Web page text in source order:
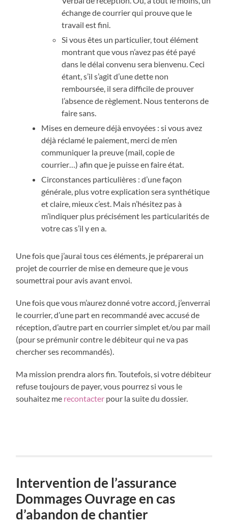
échange de courrier qui prouve que le
travail est fini.
Si vous êtes un particulier, tout élément
montrant que vous n’avez pas été payé
dans le délai convenu sera bienvenu. Ceci
étant, s’il s’agit d’une dette non
remboursée, il sera difficile de prouver
l’absence de règlement. Nous tenterons de
faire sans.
Mises en demeure déjà envoyées : si vous avez
déjà réclamé le paiement, merci de m’en
communiquer la preuve (mail, copie de
courrier…) afin que je puisse en faire état.
Circonstances particulières : d’une façon
générale, plus votre explication sera synthétique
et claire, mieux c’est. Mais n’hésitez pas à
m’indiquer plus précisément les particularités de
votre cas s’il y en a.
Une fois que j’aurai tous ces éléments, je préparerai un
projet de courrier de mise en demeure que je vous
soumettrai pour avis avant envoi.
Une fois que vous m’aurez donné votre accord, j’enverrai
le courrier, d’une part en recommandé avec accusé de
réception, d’autre part en courrier simplet et/ou par mail
(pour se prémunir contre le débiteur qui ne va pas
chercher ses recommandés).
Ma mission prendra alors fin. Toutefois, si votre débiteur
refuse toujours de payer, vous pourrez si vous le
souhaitez me recontacter pour la suite du dossier.
Intervention de l’assurance
Dommages Ouvrage en cas
d’abandon de chantier